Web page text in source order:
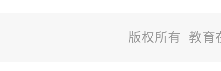
版权所有 教育